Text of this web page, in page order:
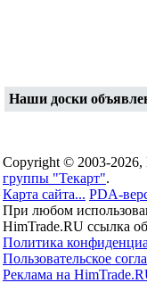
Наши доски
Copyright © 2003-2026,
группы "Текарт".
Карта сайта... PDA-
При любом
HimTrade.RU ссылка
Политика
Пользовательское
Реклама на